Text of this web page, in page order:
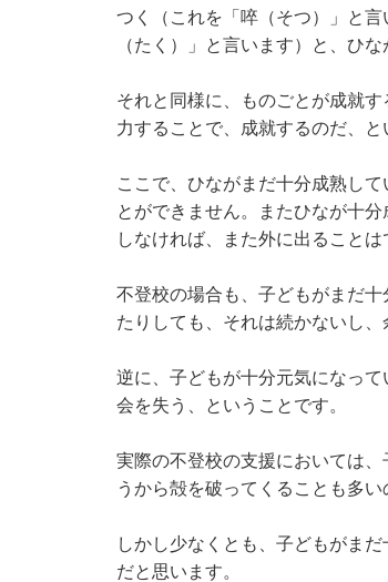
つく（これを「啐（そつ）」と
（たく）」と言います）と、ひ
それと同様に、ものごとが成就
力することで、成就するのだ、と
ここで、ひながまだ十分成熟し
とができません。またひなが十
しなければ、また外に出ることは
不登校の場合も、子どもがまだ
たりしても、それは続かないし
逆に、子どもが十分元気になっ
会を失う、ということです。
実際の不登校の支援においては
うから殻を破ってくることも多
しかし少なくとも、子どもがま
だと思います。